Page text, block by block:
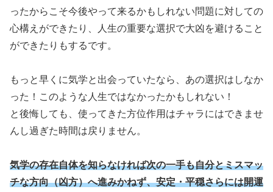
ったからこそ今後やって来るかもしれない問題に対しての
心構えができたり、人生の重要な選択で大凶を避けること
ができたりもするです。
もっと早くに気学と出会っていたなら、あの選択はしなか
った！このような人生ではなかったかもしれない！
と後悔しても、使ってきた方位作用はチャラにはできませ
んし過ぎた時間は戻りません。
気学の存在自体を知らなければ次の一手も自分とミスマッ
チな方向（凶方）へ進みかねず、安定・平穏さらには開運